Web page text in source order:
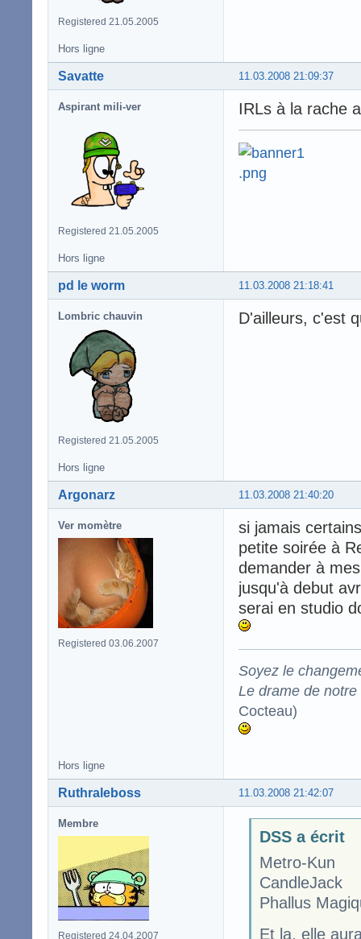
Registered 21.05.2005
Hors ligne
11.03.2008 21:09:37
Savatte
Aspirant mili-ver
Registered 21.05.2005
IRLs à la rache
Hors ligne
11.03.2008 21:18:41
pd le worm
Lombric chauvin
Registered 21.05.2005
D'ailleurs, c'est
Hors ligne
11.03.2008 21:40:20
Argonarz
Ver momètre
Registered 03.06.2007
si jamais
petite soirée à
demander à
jusqu'à debut
serai en studio
Soyez le
Le drame de
Cocteau)
Hors ligne
11.03.2008 21:42:07
Ruthraleboss
Membre
Registered 24.04.2007
DSS a écrit
Metro-Kun
CandleJack
Phallus
Et la, elle